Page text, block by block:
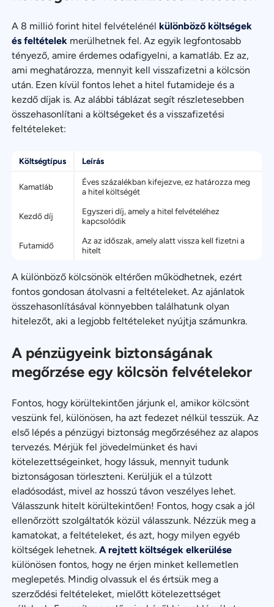
A 8 millió forint hitel felvételénél különböző költségek
és feltételek merülhetnek fel. Az egyik legfontosabb
tényező, amire érdemes odafigyelni, a kamatláb. Ez az,
ami meghatározza, mennyit kell visszafizetni a kölcsön
után. Ezen kívül fontos lehet a hitel futamideje és a
kezdő díjak is. Az alábbi táblázat segít részletesebben
összehasonlítani a költségeket és a visszafizetési
feltételeket:
Költségtípus Leírás
Kamatláb
Éves százalékban kifejezve, ez határozza meg
a hitel költségét
Kezdő díj
Egyszeri díj, amely a hitel felvételéhez
kapcsolódik
Futamidő
Az az időszak, amely alatt vissza kell fizetni a
hitelt
A különböző kölcsönök eltérően működhetnek, ezért
fontos gondosan átolvasni a feltételeket. Az ajánlatok
összehasonlításával könnyebben találhatunk olyan
hitelezőt, aki a legjobb feltételeket nyújtja számunkra.
A pénzügyeink biztonságának
megőrzése egy kölcsön felvételekor
Fontos, hogy körültekintően járjunk el, amikor kölcsönt
veszünk fel, különösen, ha azt fedezet nélkül tesszük. Az
első lépés a pénzügyi biztonság megőrzéséhez az alapos
tervezés. Mérjük fel jövedelmünket és havi
kötelezettségeinket, hogy lássuk, mennyit tudunk
biztonságosan törleszteni. Kerüljük el a túlzott
eladósodást, mivel az hosszú távon veszélyes lehet.
Válasszunk hitelt körültekintően! Fontos, hogy csak a jól
ellenőrzött szolgáltatók közül válasszunk. Nézzük meg a
kamatokat, a feltételeket, és azt, hogy milyen egyéb
költségek lehetnek.A rejtett költségek elkerülése
különösen fontos, hogy ne érjen minket kellemetlen
meglepetés. Mindig olvassuk el és értsük meg a
szerződési feltételeket, mielőtt kötelezettséget